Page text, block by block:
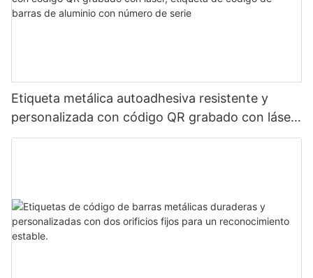
Etiqueta metálica autoadhesiva resistente y
personalizada con código QR grabado con láser,
etiqueta de código de barras de aluminio con